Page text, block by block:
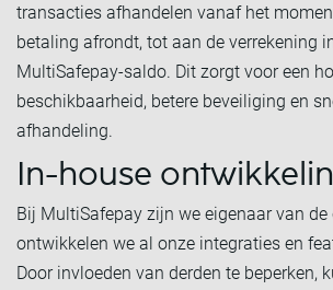
transacties afhandelen vanaf het
betaling afrondt, tot aan de verrekening
MultiSafepay-saldo. Dit zorgt voor een
beschikbaarheid, betere beveiliging en
afhandeling.
In-house
Bij MultiSafepay zijn we eigenaar van de
ontwikkelen we al onze integraties en
Door invloeden van derden te beperken,